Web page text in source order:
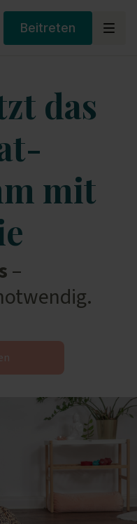
Beitreten
das
mit
–